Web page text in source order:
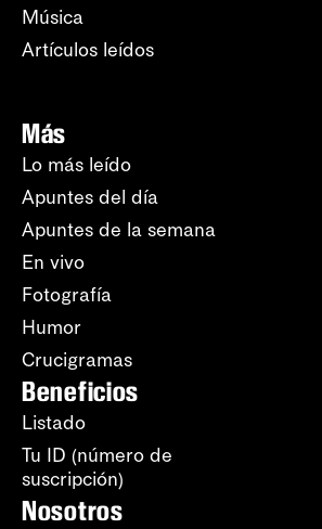
Música
Artículos leídos
Más
Lo más leído
Apuntes del día
Apuntes de la semana
En vivo
Fotografía
Humor
Crucigramas
Beneficios
Listado
Tu ID (número de
suscripción)
Nosotros